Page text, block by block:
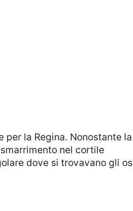
nel cortile
dove si trovavano gli